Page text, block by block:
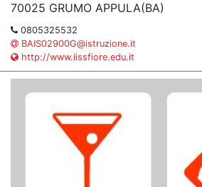
70025 GRUMO APPULA(BA)
0805325532
BAIS02900G@istruzione.it
http://www.iissfiore.edu.it